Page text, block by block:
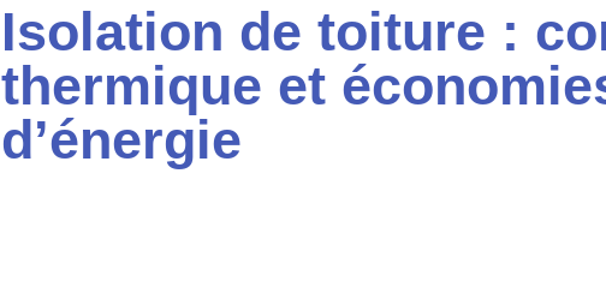
Isolation de toiture :
thermique et
d’énergie